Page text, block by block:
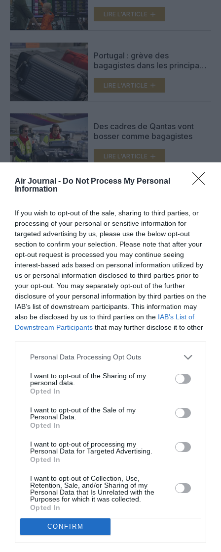
Air Journal - Do Not Process My Personal
Information
If you wish to opt-out of the sale, sharing to third parties, or
processing of your personal or sensitive information for
targeted advertising by us, please use the below opt-out
section to confirm your selection. Please note that after your
opt-out request is processed you may continue seeing
interest-based ads based on personal information utilized by
us or personal information disclosed to third parties prior to
your opt-out. You may separately opt-out of the further
disclosure of your personal information by third parties on the
IAB’s list of downstream participants. This information may
also be disclosed by us to third parties on the IAB’s List of
Downstream Participants that may further disclose it to other
Personal Data Processing Opt Outs
I want to opt-out of the Sharing of my
personal data.
Opted In
I want to opt-out of the Sale of my
Personal Data.
Opted In
I want to opt-out of processing my
Personal Data for Targeted Advertising.
Opted In
I want to opt-out of Collection, Use,
Retention, Sale, and/or Sharing of my
Personal Data that Is Unrelated with the
Purposes for which it was collected.
Opted In
CONFIRM
LIRE L'ARTICLE
Portugal : grève des
bagagistes dans les principaux
LIRE L'ARTICLE
Des cadres de Qantas vont
bosser comme bagagistes
LIRE L'ARTICLE
lundi
LIRE L'ARTICLE
VOIR PLUS D'ARTICLES
FAIRE UN DON
Appel aux lecteurs !
Soutenez Air Journal participez
NOUS SOUTENIR
DERNIERS COMMENTAIRES
atplhkta commenté l'article :
Contrôles aux frontières entre l’Espagne et l’Italie : des